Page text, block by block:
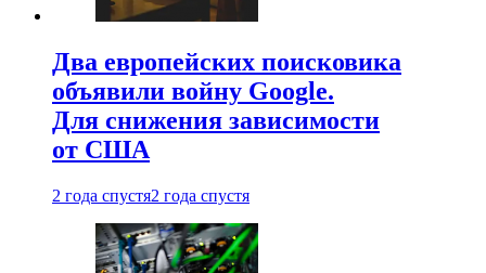
Два европейских поисковика
объявили войну Google.
Для снижения зависимости
от США
2 года спустя2 года спустя